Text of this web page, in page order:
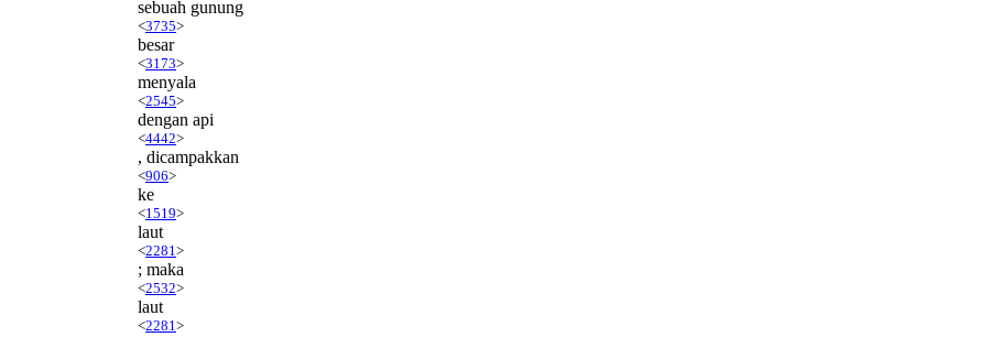
sebuah gunung
<3735>
besar
<3173>
menyala
<2545>
dengan api
<4442>
, dicampakkan
<906>
ke
<1519>
laut
<2281 >
; maka
<2532>
laut
<2281 >